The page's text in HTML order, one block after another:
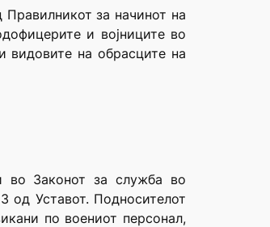
за начинот на
и војниците во
видовите на обрасците на
во Законот за служба во
од Уставот. Подносителот
по воениот персонал,